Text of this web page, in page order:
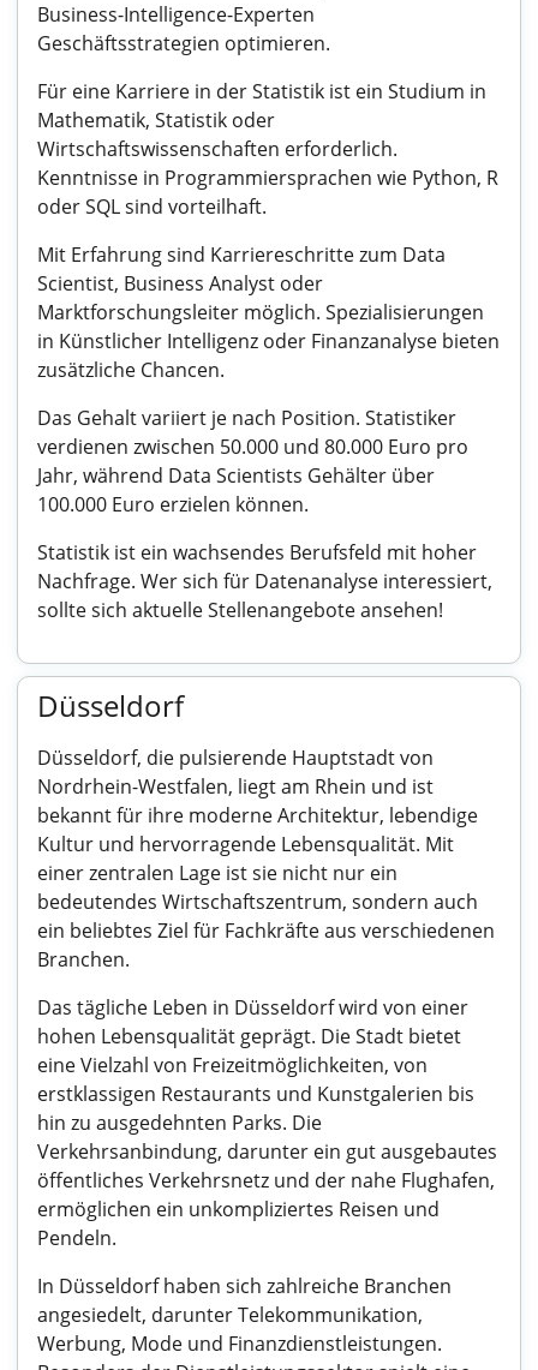
Business-Intelligence-Experten
Geschäftsstrategien optimieren.
Für eine Karriere in der Statistik ist ein Studium in
Mathematik, Statistik oder
Wirtschaftswissenschaften erforderlich.
Kenntnisse in Programmiersprachen wie Python, R
oder SQL sind vorteilhaft.
Mit Erfahrung sind Karriereschritte zum Data
Scientist, Business Analyst oder
Marktforschungsleiter möglich. Spezialisierungen
in Künstlicher Intelligenz oder Finanzanalyse bieten
zusätzliche Chancen.
Das Gehalt variiert je nach Position. Statistiker
verdienen zwischen 50.000 und 80.000 Euro pro
Jahr, während Data Scientists Gehälter über
100.000 Euro erzielen können.
Statistik ist ein wachsendes Berufsfeld mit hoher
Nachfrage. Wer sich für Datenanalyse interessiert,
sollte sich aktuelle Stellenangebote ansehen!
Düsseldorf
Düsseldorf, die pulsierende Hauptstadt von
Nordrhein-Westfalen, liegt am Rhein und ist
bekannt für ihre moderne Architektur, lebendige
Kultur und hervorragende Lebensqualität. Mit
einer zentralen Lage ist sie nicht nur ein
bedeutendes Wirtschaftszentrum, sondern auch
ein beliebtes Ziel für Fachkräfte aus verschiedenen
Branchen.
Das tägliche Leben in Düsseldorf wird von einer
hohen Lebensqualität geprägt. Die Stadt bietet
eine Vielzahl von Freizeitmöglichkeiten, von
erstklassigen Restaurants und Kunstgalerien bis
hin zu ausgedehnten Parks. Die
Verkehrsanbindung, darunter ein gut ausgebautes
öffentliches Verkehrsnetz und der nahe Flughafen,
ermöglichen ein unkompliziertes Reisen und
Pendeln.
In Düsseldorf haben sich zahlreiche Branchen
angesiedelt, darunter Telekommunikation,
Werbung, Mode und Finanzdienstleistungen.